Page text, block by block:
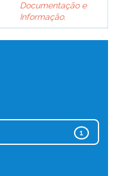
Documentação e
Informação.
1